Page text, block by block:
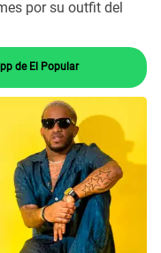
por su outfit del
de El Popular